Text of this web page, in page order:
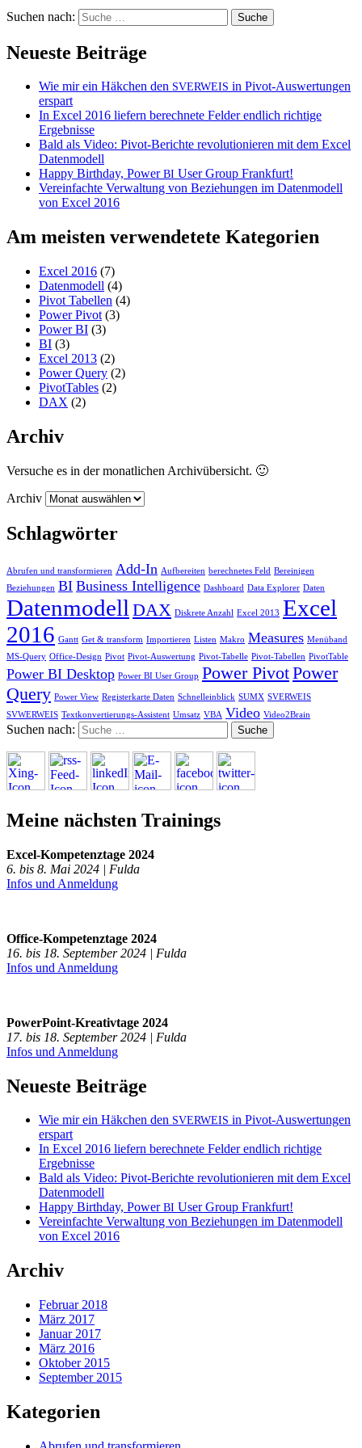
Suchen nach:
Neueste Beiträge
Wie mir ein Häkchen den SVERWEIS in Pivot-Auswertungen
erspart
In Excel 2016 liefern berechnete Felder endlich richtige
Ergebnisse
Bald als Video: Pivot-Berichte revolutionieren mit dem Excel
Datenmodell
Happy Birthday, PowerBI User Group Frankfurt!
Vereinfachte Verwaltung von Beziehungen im Datenmodell
von Excel 2016
Am meisten verwendetete Kategorien
Excel 2016 (7)
Datenmodell (4)
Pivot Tabellen (4)
Power Pivot (3)
Power BI (3)
BI (3)
Excel 2013 (2)
Power Query (2)
PivotTables (2)
DAX (2)
Archiv
Versuche es in der monatlichen Archivübersicht. 🙂
Archiv
Schlagwörter
Abrufen und transformieren Add-In Aufbereiten berechnetes Feld Bereinigen
Beziehungen BI Business Intelligence Dashboard Data Explorer Daten
Datenmodell DAX Diskrete Anzahl Excel 2013 Excel
2016 Gantt Get & transform Importieren Listen Makro Measures Menüband
MS-Query Office-Design Pivot Pivot-Auswertung Pivot-Tabelle Pivot-Tabellen PivotTable
Power BI Desktop Power BI User Group Power PivotPower
Query Power View Registerkarte Daten Schnelleinblick SUMX SVERWEIS
SVWERWEIS Textkonvertierungs-Assistent Umsatz VBA Video Video2Brain
Suchen nach:
Meine nächsten Trainings
Excel-Kompetenztage 2024
6. bis 8. Mai 2024 | Fulda
Infos und Anmeldung
Office-Kompetenztage 2024
16. bis 18. September 2024 | Fulda
Infos und Anmeldung
PowerPoint-Kreativtage 2024
17. bis 18. September 2024 | Fulda
Infos und Anmeldung
Neueste Beiträge
Wie mir ein Häkchen den SVERWEIS in Pivot-Auswertungen
erspart
In Excel 2016 liefern berechnete Felder endlich richtige
Ergebnisse
Bald als Video: Pivot-Berichte revolutionieren mit dem Excel
Datenmodell
Happy Birthday, PowerBI User Group Frankfurt!
Vereinfachte Verwaltung von Beziehungen im Datenmodell
von Excel 2016
Archiv
Februar 2018
März 2017
Januar 2017
März 2016
Oktober 2015
September 2015
Kategorien